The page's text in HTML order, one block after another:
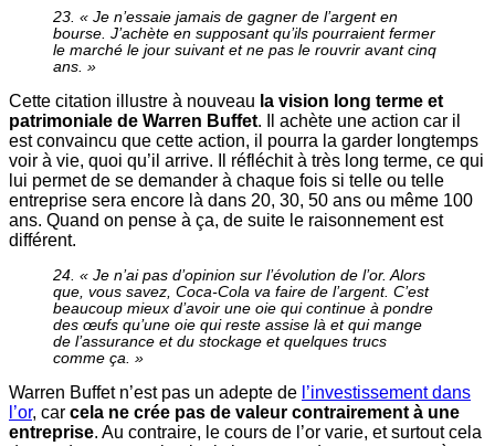
23. « Je n’essaie jamais de gagner de l’argent en
bourse. J’achète en supposant qu’ils pourraient fermer
le marché le jour suivant et ne pas le rouvrir avant cinq
ans. »
Cette citation illustre à nouveau la vision long terme et
patrimoniale de Warren Buffet. Il achète une action car il
est convaincu que cette action, il pourra la garder longtemps
voir à vie, quoi qu’il arrive. Il réfléchit à très long terme, ce qui
lui permet de se demander à chaque fois si telle ou telle
entreprise sera encore là dans 20, 30, 50 ans ou même 100
ans. Quand on pense à ça, de suite le raisonnement est
différent.
24. « Je n’ai pas d’opinion sur l’évolution de l’or. Alors
que, vous savez, Coca-Cola va faire de l’argent. C’est
beaucoup mieux d’avoir une oie qui continue à pondre
des œufs qu’une oie qui reste assise là et qui mange
de l’assurance et du stockage et quelques trucs
comme ça. »
Warren Buffet n’est pas un adepte de l’investissement dans
l’or, car cela ne crée pas de valeur contrairement à une
entreprise. Au contraire, le cours de l’or varie, et surtout cela